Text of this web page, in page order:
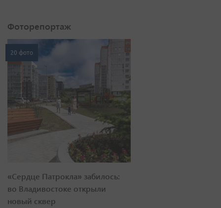
Фоторепортаж
20 фото
«Сердце Патрокла» забилось:
во Владивостоке открыли
новый сквер